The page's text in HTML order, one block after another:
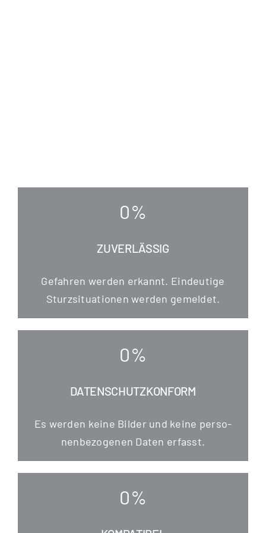
0%
ZUVERLÄSSIG
Gefah­ren wer­den erkannt. Ein­deu­ti­ge
Sturz­si­tua­tio­nen wer­den gemeldet.
0%
DATENSCHUTZKONFORM
Es wer­den kei­ne Bil­der und kei­ne per­so­
nen­be­zo­ge­nen Daten erfasst.
0%